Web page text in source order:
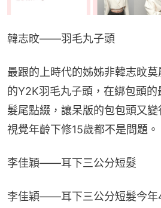
韓志旼——羽毛丸子頭
最跟的上時代的姊姊非韓志旼
的Y2K羽毛丸子頭，在綁包頭
髮尾點綴，讓呆版的包包頭又
視覺年齡下修15歲都不是問題。
李佳穎——耳下三公分短髮
李佳穎——耳下三公分短髮今年